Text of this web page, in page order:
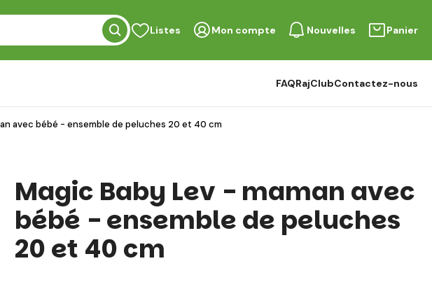
Listes Mon compte Nouvelles Panier
FAQRajClubContactez-nous
avec bébé - ensemble de peluches 20 et 40 cm
Magic Baby Lev - maman avec
bébé - ensemble de peluches
20 et 40 cm